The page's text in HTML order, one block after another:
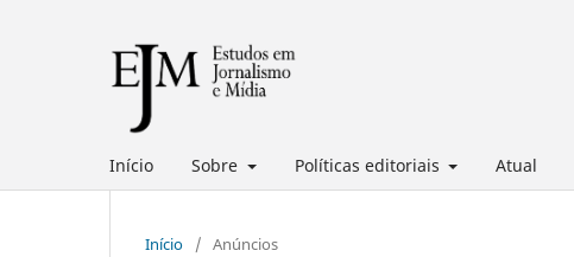
Início Sobre Políticas editoriais Atual
Início / Anúncios